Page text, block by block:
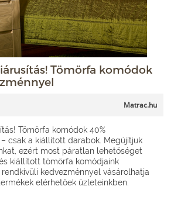
Tömörfa komódok
Matrac.hu
Tömörfa komódok 40%
csak a kiállított darabok. Megújítjuk
ezért most páratlan lehetőséget
kiállított tömörfa komódjaink
rendkívüli kedvezménnyel vásárolhatja
elérhetőek üzleteinkben.